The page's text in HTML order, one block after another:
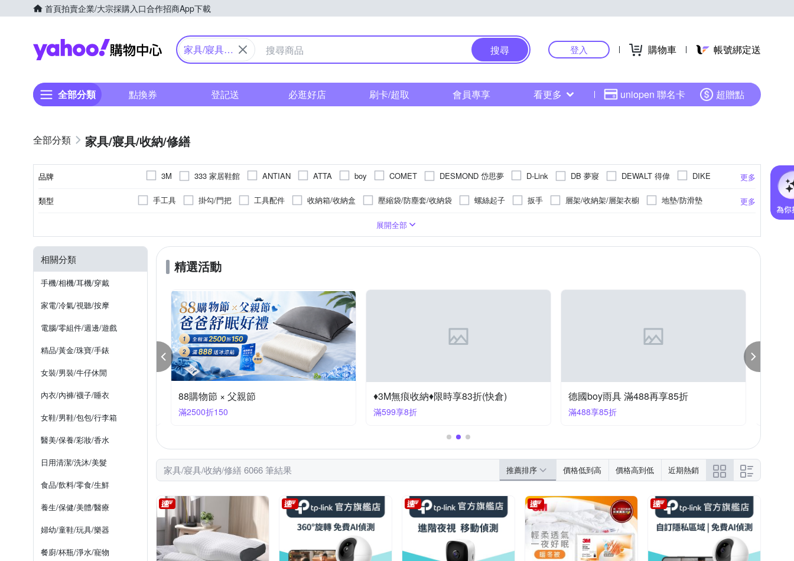
首頁拍賣企業/大宗採購入口合作招商App下載
Yahoo購物中心
家具/寢具/
搜尋 登入 購物車 帳號綁定送
全部分類 點換券 登記送 必逛好店 刷卡/超取 會員專享 看更多 uniopen 聯名卡 超贈點
家具/寢具/收納/修繕
品牌 更多
3M 333 家居鞋館 ANTIAN ATTA boy COMET DESMOND 岱思夢 D-Link DB 夢寢 DEWALT 得偉
DIKE
DON
DURANCE 朵昂思 Everlight 億光 E.City ego life EZlife Febreze 風倍清 HUS Kao 花王
KINYO
PowerSync 群加
PLAYBOY POLYWELL Paladone UK rainstory SAMPO 聲寶 SANLUX 台灣三洋
SunFlower 三花
亞曼達 Amanda
雞仔牌
類型 更多
手工具 掛勾/門把 工具配件 收納箱/收納盒 壓縮袋/防塵套/收納袋 螺絲起子 扳手 層架/收納架/層架衣櫥
地墊/防滑墊
多件修繕工具組
砂輪機
膠帶 轉接頭 一般插頭 砂磨機 記憶枕 收納籃 接著劑 旅用轉接頭 床包 多圖壁貼
保潔墊
玄關/門墊
金紙祭祀用品
收納箱/收納盒/收納籃 桌上收納
節慶擺飾
衛浴五金
擠牙膏器
給皂機 童巾 門檔 快乾頭巾
22.5cm 23cm
防變色
天絲
紅外線
展開全部
相關分類
手機/相機/耳機/穿戴
家電/冷氣/視聽/按摩
電腦/零組件/週邊/遊戲
精品/黃金/珠寶/手錶
女裝/男裝/牛仔休閒
內衣/內褲/襪子/睡衣
女鞋/男鞋/包包/行李箱
醫美/保養/彩妝/香水
日用清潔/洗沐/美髮
食品/飲料/零食/生鮮
養生/保健/美體/醫療
婦幼/童鞋/玩具/樂器
餐廚/杯瓶/淨水/寵物
精選活動
88購物節 × 父親節
滿2500折150
♦3M無痕收納♦限時享83折(快倉)
滿599享8折
德國boy雨具 滿488再享85折
滿488享85折
家具/寢具/收納/修繕 6066 筆結果 推薦排序 價格低到高 價格高到低 近期熱銷